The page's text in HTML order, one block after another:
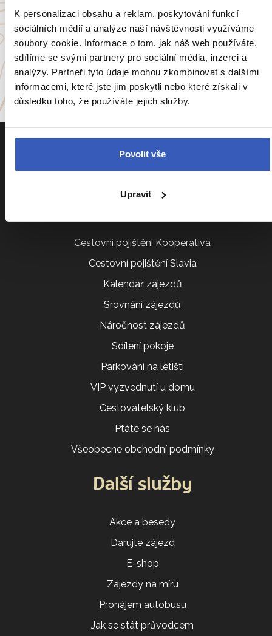
K personalizaci obsahu a reklam, poskytování funkcí
sociálních médií a analýze naší návštěvnosti využíváme
soubory cookie. Informace o tom, jak náš web používáte,
sdílíme se svými partnery pro sociální média, inzerci a
analýzy. Partneři tyto údaje mohou zkombinovat s dalšími
informacemi, které jste jim poskytli nebo které získali v
důsledku toho, že používáte jejich služby.
Povolit vše
Upravit
Itálie Portugalsko
a 54 dalších koutů světa
Informace k zájezdům
Cestovní pojištění Kooperativa
Cestovní pojištění Slavia
Kalendář zájezdů
Srovnání zájezdů
Náročnost zájezdů
Sdílení pokoje
Parkování na letišti
VIP vyzvednutí u domu
Cestovatelský klub
Ptáte se nás
Všeobecné obchodní podmínky
Další služby
Akce a besedy
Darujte zájezd
E-shop
Zájezdy na míru
Pronájem autobusu
Jak se stát průvodcem